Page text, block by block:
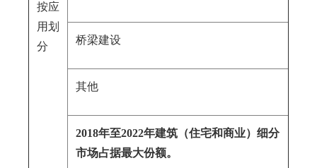
按应
用划
分
桥梁建设
其他
2018年至2022年建筑（住宅和商业）细分
市场占据最大份额。